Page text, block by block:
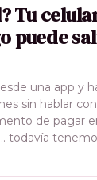
Tu
puede
una app y
sin hablar
de pagar
todavía